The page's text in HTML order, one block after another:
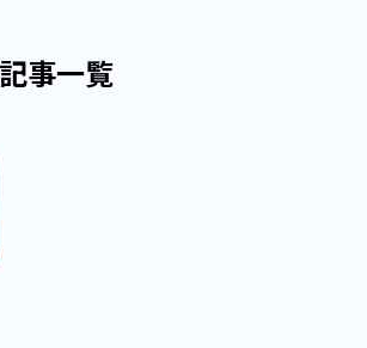
事一覧